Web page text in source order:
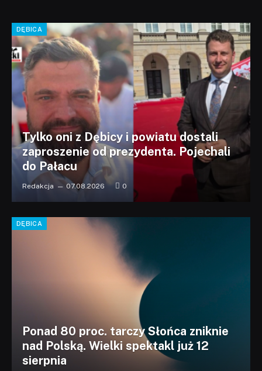
DĘBICA
Tylko oni z Dębicy i powiatu dostali
zaproszenie od prezydenta. Pojechali
do Pałacu
Redakcja 07.08.2026 0
DĘBICA
Ponad 80 proc. tarczy Słońca zniknie
nad Polską. Wielki spektakl już 12
sierpnia